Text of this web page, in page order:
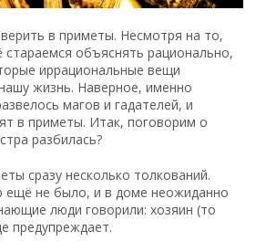
в приметы. Несмотря на то,
объяснять рационально,
иррациональные вещи
жизнь. Наверное, именно
магов и гадателей, и
в приметы. Итак, поговорим о
разбилась?
сразу несколько толкований.
ещё не было, и в доме неожиданно
люди говорили: хозяин (то
предупреждает.